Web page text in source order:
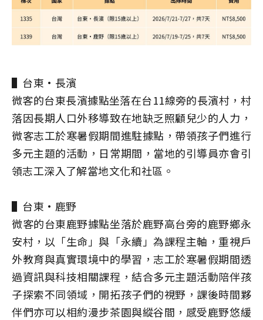
▌台東·長濱
微客的台東長濱據點坐落在台11線旁的長濱村，村
落因長期人口外移導致在地缺乏照顧兒少的人力，
微客志工於寒暑假期間進駐據點，帶領孩子們進行
多元主題的活動，日常期間，當地的引導員亦會引
領志工深入了解當地文化和社區。
▌台東·鹿野
微客的台東鹿野據點坐落於鹿野高台旁的鹿野鄉永
安村，以「生命」與「永續」為課程主軸，重視戶
外教育與真實環境中的學習，志工於寒暑假期間透
過資訊與科技相關課程，結合多元主題活動陪伴孩
子探索不同領域，開拓孩子們的視野，課後時間夥
伴們亦可以相約漫步茶園與縱谷間，感受鹿野悠緩